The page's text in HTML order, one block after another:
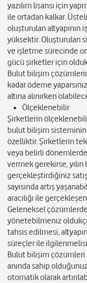
yazılım lisansı için
ile ortadan kalkar.
oluşturulan altyapının
yüksektir. Oluşturulan
ve işletme sürecinde
gücü şirketler için
Bulut bilişim
kadar ödeme
altına alınırken
Ölçeklenebilir
Şirketlerin
bulut bilişim sisteminin
özelliktir. Şirketlerin
veya belirli
vermek gerekirse,
gerçekleştirdiğiniz
sayısında artış
aracılığı ile
Geleneksel
yönetebilmeniz
tahsis edilmesi,
süreçler ile
Bulut bilişim çözümleri
anında sahip
otomatik olarak